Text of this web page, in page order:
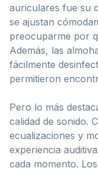
auriculares fue su
se ajustan
preocuparme por
Además, las
fácilmente
permitieron
Pero lo más
calidad de sonido.
ecualizaciones y
experiencia
cada momento.